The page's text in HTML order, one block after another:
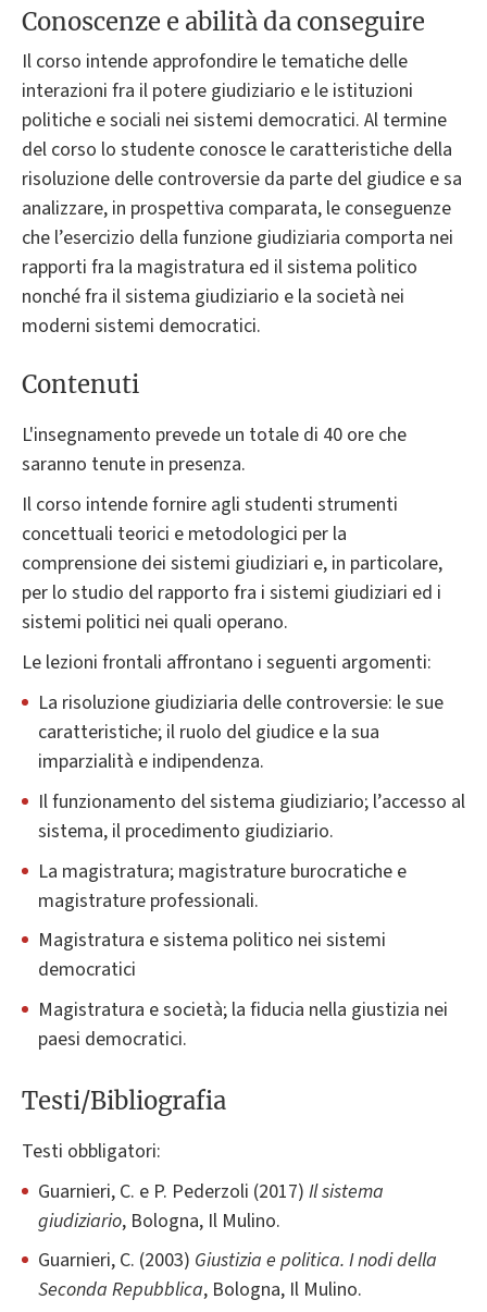
Conoscenze e abilità da conseguire
Il corso intende approfondire le tematiche delle
interazioni fra il potere giudiziario e le istituzioni
politiche e sociali nei sistemi democratici. Al termine
del corso lo studente conosce le caratteristiche della
risoluzione delle controversie da parte del giudice e sa
analizzare, in prospettiva comparata, le conseguenze
che l’esercizio della funzione giudiziaria comporta nei
rapporti fra la magistratura ed il sistema politico
nonché fra il sistema giudiziario e la società nei
moderni sistemi democratici.
Contenuti
L'insegnamento prevede un totale di 40 ore che
saranno tenute in presenza.
Il corso intende fornire agli studenti strumenti
concettuali teorici e metodologici per la
comprensione dei sistemi giudiziari e, in particolare,
per lo studio del rapporto fra i sistemi giudiziari ed i
sistemi politici nei quali operano.
Le lezioni frontali affrontano i seguenti argomenti:
La risoluzione giudiziaria delle controversie: le sue
caratteristiche; il ruolo del giudice e la sua
imparzialità e indipendenza.
Il funzionamento del sistema giudiziario; l’accesso al
sistema, il procedimento giudiziario.
La magistratura; magistrature burocratiche e
magistrature professionali.
Magistratura e sistema politico nei sistemi
democratici
Magistratura e società; la fiducia nella giustizia nei
paesi democratici.
Testi/Bibliografia
Testi obbligatori:
Guarnieri, C. e P. Pederzoli (2017) Il sistema
giudiziario, Bologna, Il Mulino.
Guarnieri, C. (2003) Giustizia e politica. I nodi della
Seconda Repubblica, Bologna, Il Mulino.